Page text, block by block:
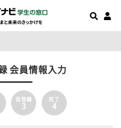
会員情報入力
仮登録
3
完了
4